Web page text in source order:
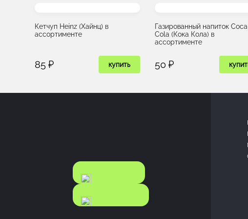
Кетчуп Heinz (Хайнц) в
ассортименте
85 ₽ купить
Газированный напиток
Cola (Кока Кола) в
ассортименте
50 ₽